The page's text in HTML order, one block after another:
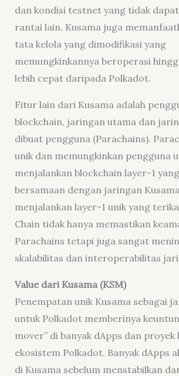
dan kondisi testnet yang tidak
rantai lain. Kusama juga
tata kelola yang dimodifikasi yang
memungkinkannya beroperasi
lebih cepat daripada Polkadot.
Fitur lain dari Kusama adalah
blockchain, jaringan utama dan
dibuat pengguna (Parachains).
unik dan memungkinkan pengguna
menjalankan blockchain layer-1
bersamaan dengan jaringan
menjalankan layer-1 unik yang
Chain tidak hanya memastikan
Parachains tetapi juga sangat
skalabilitas dan interoperabilitas
Value dari Kusama (KSM)
Penempatan unik Kusama sebagai
untuk Polkadot memberinya
mover” di banyak dApps dan proyek
ekosistem Polkadot. Banyak dApps
di Kusama sebelum menstabilkan